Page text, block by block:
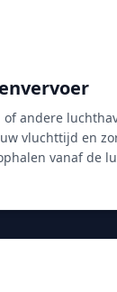
of andere
vluchttijd en
vanaf de